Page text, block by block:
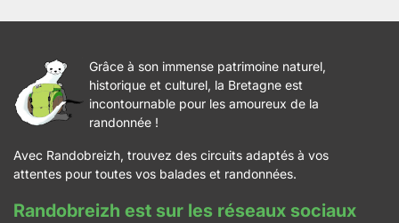
Grâce à son immense patrimoine naturel,
historique et culturel, la Bretagne est
incontournable pour les amoureux de la
randonnée !
Avec Randobreizh, trouvez des circuits adaptés à vos
attentes pour toutes vos balades et randonnées.
Randobreizh est sur les réseaux sociaux